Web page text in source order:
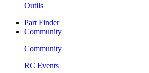
Outils
Part Finder
Community
Community
RC Events